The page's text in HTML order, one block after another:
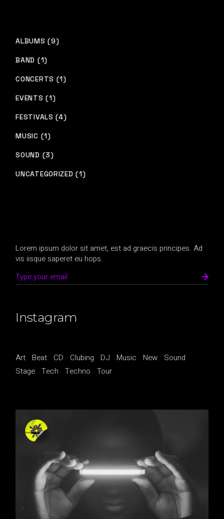
ALBUMS (9)
BAND (1)
CONCERTS (1)
EVENTS (1)
FESTIVALS (4)
MUSIC (1)
SOUND (3)
UNCATEGORIZED (1)
Lorem ipsum dolor sit amet, est ad graecis principes. Ad
vis iisque saperet eu hops.
Instagram
Art Beat CD Clubing DJ Music New
Sound
Stage
Tech Techno Tour